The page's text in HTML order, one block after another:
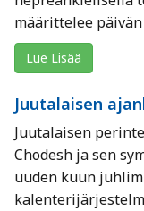
määrittelee päivän
Lue Lisää
Juutalaisen
Juutalaisen
Chodesh ja sen
uuden kuun